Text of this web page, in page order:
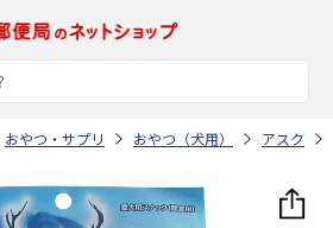
おやつ・サプリ おやつ（犬用） アスク